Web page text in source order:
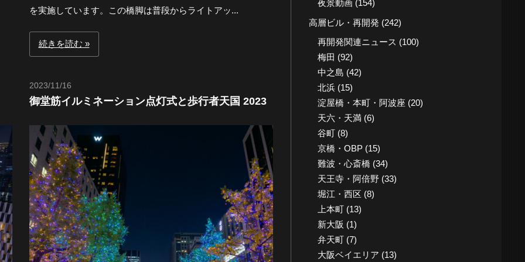
を実施しています。この橋脚は普段からライトアッ...
続きを読む
2023/11/16
御堂筋イルミネーション点灯式と歩行者天国 2023
夜景動画 (154)
高層ビル・再開発 (242)
再開発関連ニュース (100)
梅田 (92)
中之島 (42)
北浜(15)
淀屋橋・本町・阿波座 (20)
天六・天満(6)
谷町(8)
京橋・OBP(15)
難波・心斎橋(34)
天王寺・阿倍野(33)
堀江・西区 (8)
上本町(13)
新大阪 (1)
弁天町(7)
大阪ベイエリア (13)